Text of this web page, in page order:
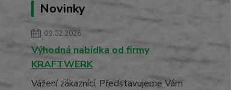
Novinky
09.02.2026
Výhodná nabídka od firmy
KRAFTWERK
Vážení zákaznící, Představujeme Vám